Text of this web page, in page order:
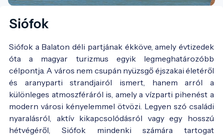
Siófok
Siófok a Balaton déli partjának ékköve, amely évtizedek
óta a magyar turizmus egyik legmeghatározóbb
célpontja. A város nem csupán nyüzsgő éjszakai életéről
és aranyparti strandjairól ismert, hanem arról a
különleges atmoszféráról is, amely a vízparti pihenést a
modern városi kényelemmel ötvözi. Legyen szó családi
nyaralásról, aktív kikapcsolódásról vagy egy hosszú
hétvégéről, Siófok mindenki számára tartogat